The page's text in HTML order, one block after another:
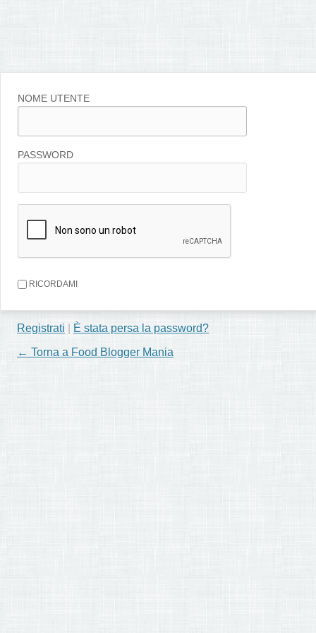
NOME UTENTE
PASSWORD
RICORDAMI
Registrati
È stata persa la password?
← Torna a Food Blogger Mania